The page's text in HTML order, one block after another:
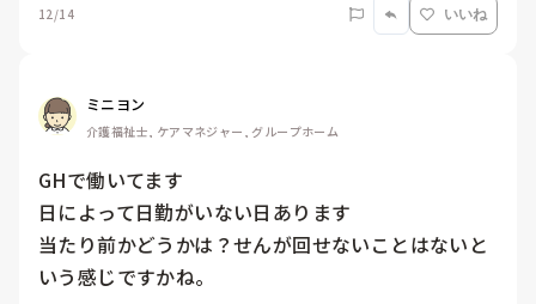
12/14 いいね
ミニヨン
介護福祉士, ケアマネジャー, グループホーム
GHで働いてます
日によって日勤がいない日あります
当たり前かどうかは？せんが回せないことはないと
いう感じですかね。